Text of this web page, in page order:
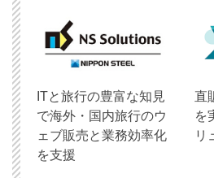
ITと旅行の豊富な知見
で海外・国内旅行のウ
ェブ販売と業務効率化
を支援
直
を
リ